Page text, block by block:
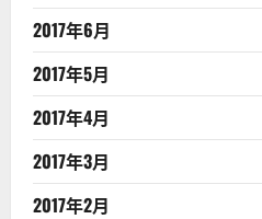
2017年6月
2017年5月
2017年4月
2017年3月
2017年2月